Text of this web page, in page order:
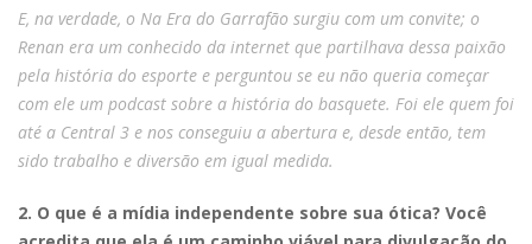
E, na verdade, o Na Era do Garrafão surgiu com um convite; o
Renan era um conhecido da internet que partilhava dessa paixão
pela história do esporte e perguntou se eu não queria começar
com ele um podcast sobre a história do basquete. Foi ele quem foi
até a Central 3 e nos conseguiu a abertura e, desde então, tem
sido trabalho e diversão em igual medida.
2. O que é a mídia independente sobre sua ótica? Você